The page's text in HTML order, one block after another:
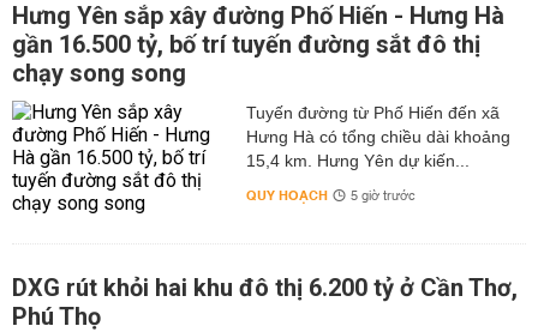
Hưng Yên sắp xây đường Phố Hiến - Hưng Hà
gần 16.500 tỷ, bố trí tuyến đường sắt đô thị
chạy song song
Tuyến đường từ Phố Hiến đến xã
Hưng Hà có tổng chiều dài khoảng
15,4 km. Hưng Yên dự kiến...
QUY HOẠCH 5 giờ trước
DXG rút khỏi hai khu đô thị 6.200 tỷ ở Cần Thơ,
Phú Thọ